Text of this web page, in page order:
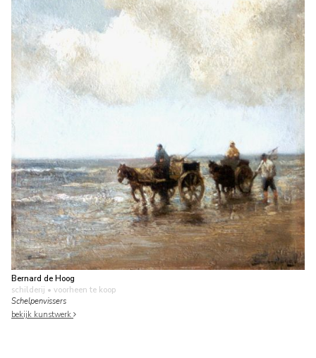
Bernard de Hoog
schilderij • voorheen te koop
Schelpenvissers
bekijk kunstwerk